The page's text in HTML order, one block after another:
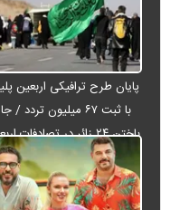
پایان طرح ترافیکی اربعین
با ثبت ۶۷ میلیون تردد /
باختن ۲۴ زائر در تصادفات اربعینی